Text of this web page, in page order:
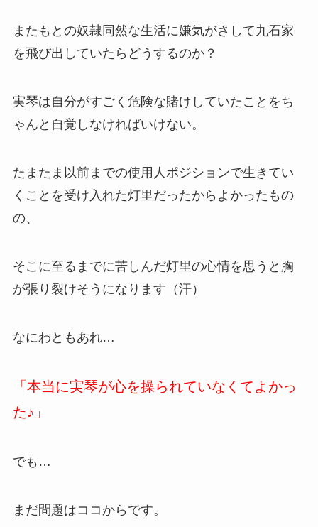
またもとの奴隷同然な生活に嫌気がさして九石家
を飛び出していたらどうするのか？
実琴は自分がすごく危険な賭けしていたことをち
ゃんと自覚しなければいけない。
たまたま以前までの使用人ポジションで生きてい
くことを受け入れた灯里だったからよかったもの
の、
そこに至るまでに苦しんだ灯里の心情を思うと胸
が張り裂けそうになります（汗）
なにわともあれ…
「本当に実琴が心を操られていなくてよかっ
た♪」
でも…
まだ問題はココからです。